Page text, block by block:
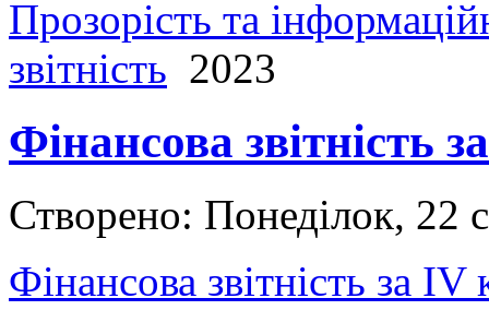
Прозорість та
звітність 2023
Фінансова звітність
Створено: Понеділок, 22
Фінансова звітність за